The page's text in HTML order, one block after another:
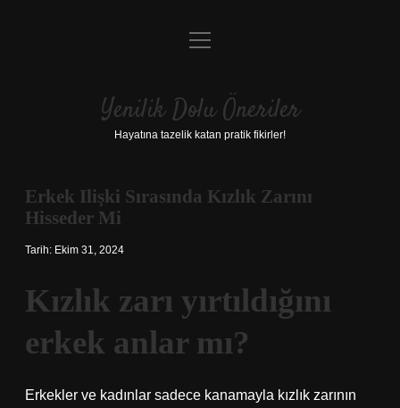
Anasayfa
Yasal Uyarı
menüyü
Yenilik Dolu Öneriler
Hayatına tazelik katan pratik fikirler!
Erkek Ilişki Sırasında Kızlık Zarını
Hisseder Mi
Tarih: Ekim 31, 2024
Kızlık zarı yırtıldığını
erkek anlar mı?
Erkekler ve kadınlar sadece kanamayla kızlık zarının